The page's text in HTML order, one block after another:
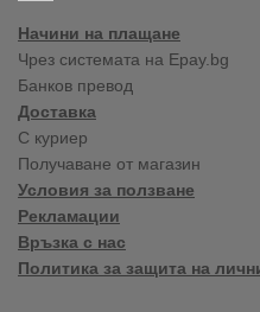
Начини на плащане
Чрез системата на Epay.bg
Банков превод
Доставка
С куриер
Получаване от магазин
Условия за ползване
Рекламации
Връзка с нас
Политика за защита на